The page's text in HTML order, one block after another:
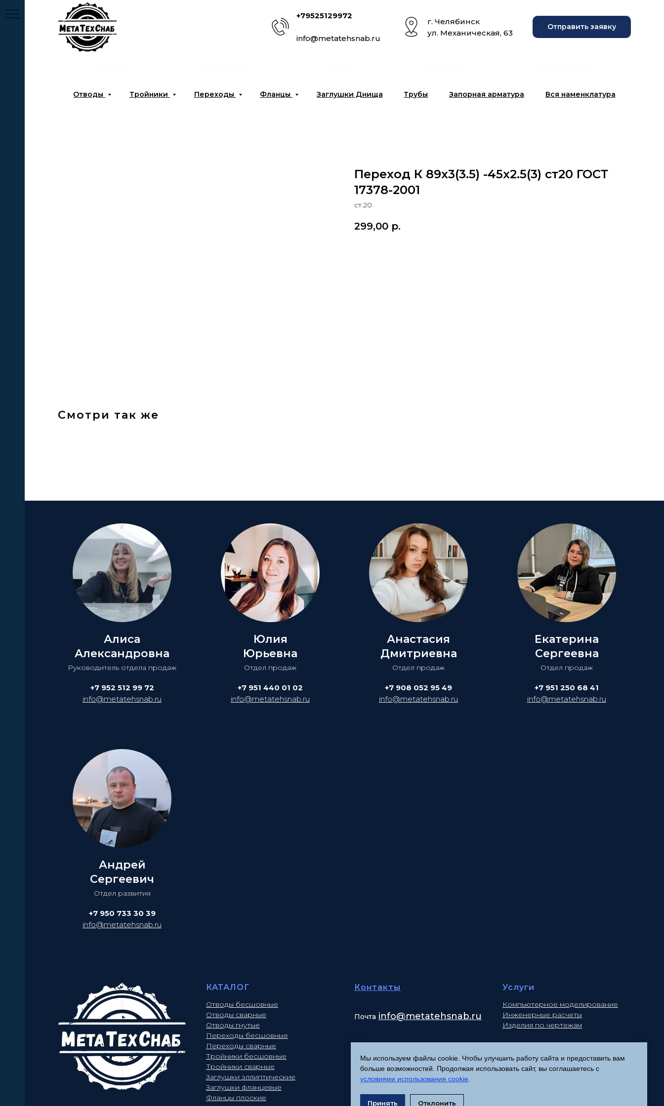
+79525129972
info@metatehsnab.ru
г. Челябинск
ул. Механическая, 63
Отправить заявку
Отводы Тройники Переходы Фланцы Заглушки Днища Трубы Запорная арматура Вся наменклатура
Переход К 89х3(3.5) -45х2.5(3) ст20 ГОСТ
17378-2001
ст.20
299,00 р.
Смотри так же
Алиса
Александровна
Руководитель отдела продаж
+7 952 512 99 72
info@metatehsnab.ru
Юлия
Юрьевна
Отдел продаж
+7 951 440 01 02
info@metatehsnab.ru
Анастасия
Дмитриевна
Отдел продаж
+7 908 052 95 49
info@metatehsnab.ru
Екатерина
Сергеевна
Отдел продаж
+7 951 250 68 41
info@metatehsnab.ru
Андрей
Сергеевич
Отдел развития
+7 950 733 30 39
info@metatehsnab.ru
КАТАЛОГ
Отводы бесшовные
Отводы сварные
Отводы гнутые
Переходы бесшовные
Переходы сварные
Тройники бесшовные
Тройники сварные
Заглушки эллиптические
Заглушки фланцевые
Фланцы плоские
Контакты
Почта info@metatehsnab.ru
Услуги
Компьютерное моделирование
Инженерные расчеты
Изделия по чертежам
Политика конфиденциальности
Мы используем файлы cookie. Чтобы улучшить работу сайта и предоставить вам
больше возможностей. Продолжая использовать сайт, вы соглашаетесь с
условиями использования cookie.
Принять Отклонить